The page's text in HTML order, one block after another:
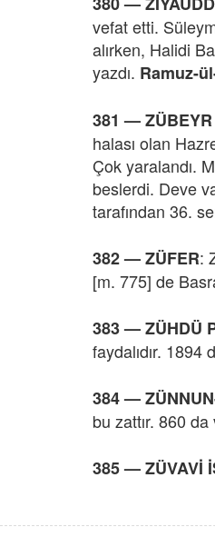
vefat etti.
alırken, Halidi
yazdı. Ramuz-
381 —
halası olan
Çok yaralandı.
beslerdi. Deve
tarafından 36.
382 —ZÜFER:
[m. 775] de
383 —ZÜHDÜ
faydalıdır. 1894
384 —
bu zattır. 860
385 —ZÜVAVİ